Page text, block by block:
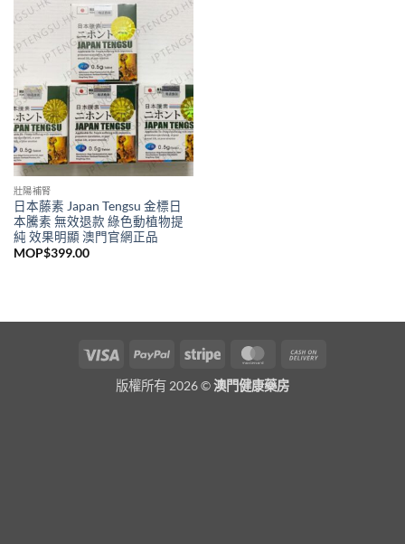
壯陽補腎
日本藤素 Japan Tengsu 金標日
本騰素 無效退款 綠色動植物提
純 效果明顯 澳門官網正品
MOP$399.00
Visa PayPal Stripe MasterCard
版權所有 2026 ©澳門健康藥房